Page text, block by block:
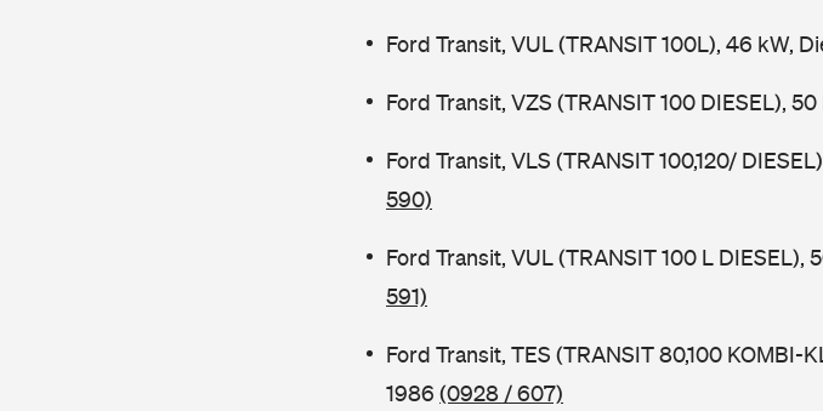
Ford Transit, VUL (TRANSIT 100L), 46 kW,
Ford Transit, VZS (TRANSIT 100 DIESEL),
Ford Transit, VLS (TRANSIT 100,120/
590)
Ford Transit, VUL (TRANSIT 100 L
591)
Ford Transit, TES (TRANSIT 80,100
1986 (0928 / 607)